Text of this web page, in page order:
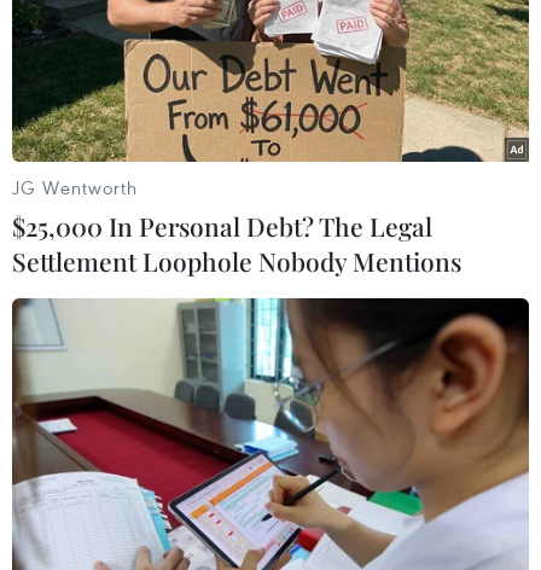
06/08/2026 11:43
Chiến dịch 500 ngày đêm:
Điện Biên hoàn thành gần 90% thu
nhận mẫu ADN thân nhân liệt sỹ
06/08/2026 11:01
Cảnh báo mưa cường độ lớn trên
100mm tại Bắc Bộ, Thanh Hóa và
Nghệ An
06/08/2026 10:23
Bãi bỏ một số văn bản quy phạm
pháp luật không còn phù hợp
06/08/2026 09:59
JG Wentworth
$25,000 In Personal Debt? The Legal
Settlement Loophole Nobody Mentions